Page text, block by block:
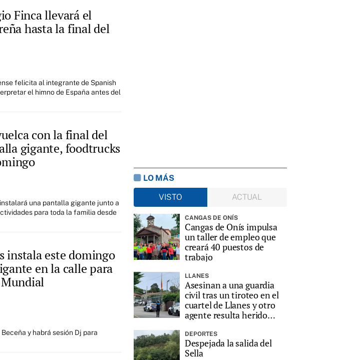
Finca llevará el
hasta la final del
felicita al integrante de Spanish
el himno de España antes del
con la final del
gigante, foodtrucks
una pantalla gigante junto a
para toda la familia desde
instala este domingo
en la calle para
y habrá sesión Dj para
LO MÁS
VISTO
ACTUAL
CANGAS DE ONÍS
Cangas de Onís impulsa
un taller de empleo que
creará 40 puestos de
trabajo
LLANES
Asesinan a una guardia
civil tras un tiroteo en el
cuartel de Llanes y otro
agente resulta herido
DEPORTES
Despejada la salida del
Sella